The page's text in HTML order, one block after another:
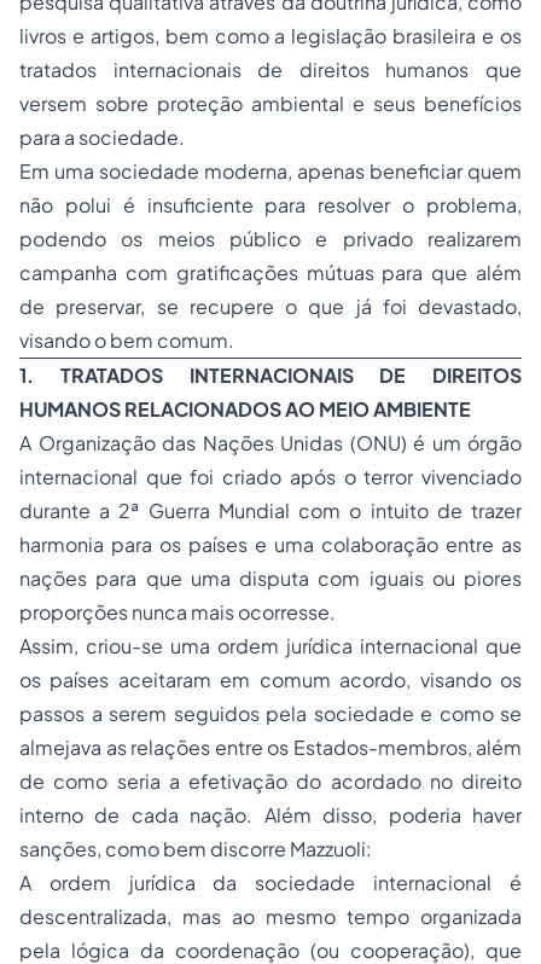
livros e artigos, bem como a legislação brasileira e os
tratados internacionais de direitos humanos que
versem sobre proteção ambiental e seus benefícios
para a sociedade.
Em uma sociedade moderna, apenas beneficiar quem
não polui é insuficiente para resolver o problema,
podendo os meios público e privado realizarem
campanha com gratificações mútuas para que além
de preservar, se recupere o que já foi devastado,
visando o bem comum.
1. TRATADOS INTERNACIONAIS DE DIREITOS
HUMANOS RELACIONADOS AO MEIO AMBIENTE
A Organização das Nações Unidas (ONU) é um órgão
internacional que foi criado após o terror vivenciado
durante a 2ª Guerra Mundial com o intuito de trazer
harmonia para os países e uma colaboração entre as
nações para que uma disputa com iguais ou piores
proporções nunca mais ocorresse.
Assim, criou-se uma ordem jurídica internacional que
os países aceitaram em comum acordo, visando os
passos a serem seguidos pela sociedade e como se
almejava as relações entre os Estados-membros, além
de como seria a efetivação do acordado no direito
interno de cada nação. Além disso, poderia haver
sanções, como bem discorre Mazzuoli:
A ordem jurídica da sociedade internacional é
descentralizada, mas ao mesmo tempo organizada
pela lógica da coordenação (ou cooperação), que